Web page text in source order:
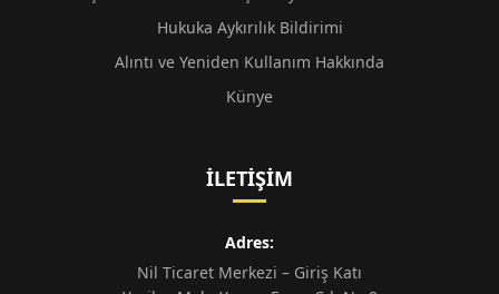
Hukuka Aykırılık Bildirimi
Alıntı ve Yeniden Kullanım Hakkında
Künye
İLETIŞIM
Adres:
Nil Ticaret Merkezi – Giriş Katı